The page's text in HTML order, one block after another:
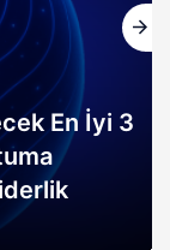
koşusunun